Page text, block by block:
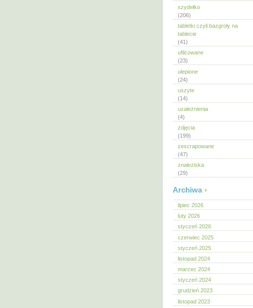
szydełko
(206)
tabletki czyli bazgroły na
tablecie
(41)
ufilcowane
(23)
ulepione
(24)
uszyte
(14)
uzależnienia
(4)
zdjęcia
(199)
zescrapowane
(47)
znaleziska
(29)
Archiwa
lipiec 2026
luty 2026
styczeń 2026
czerwiec 2025
styczeń 2025
listopad 2024
marzec 2024
styczeń 2024
grudzień 2023
listopad 2023